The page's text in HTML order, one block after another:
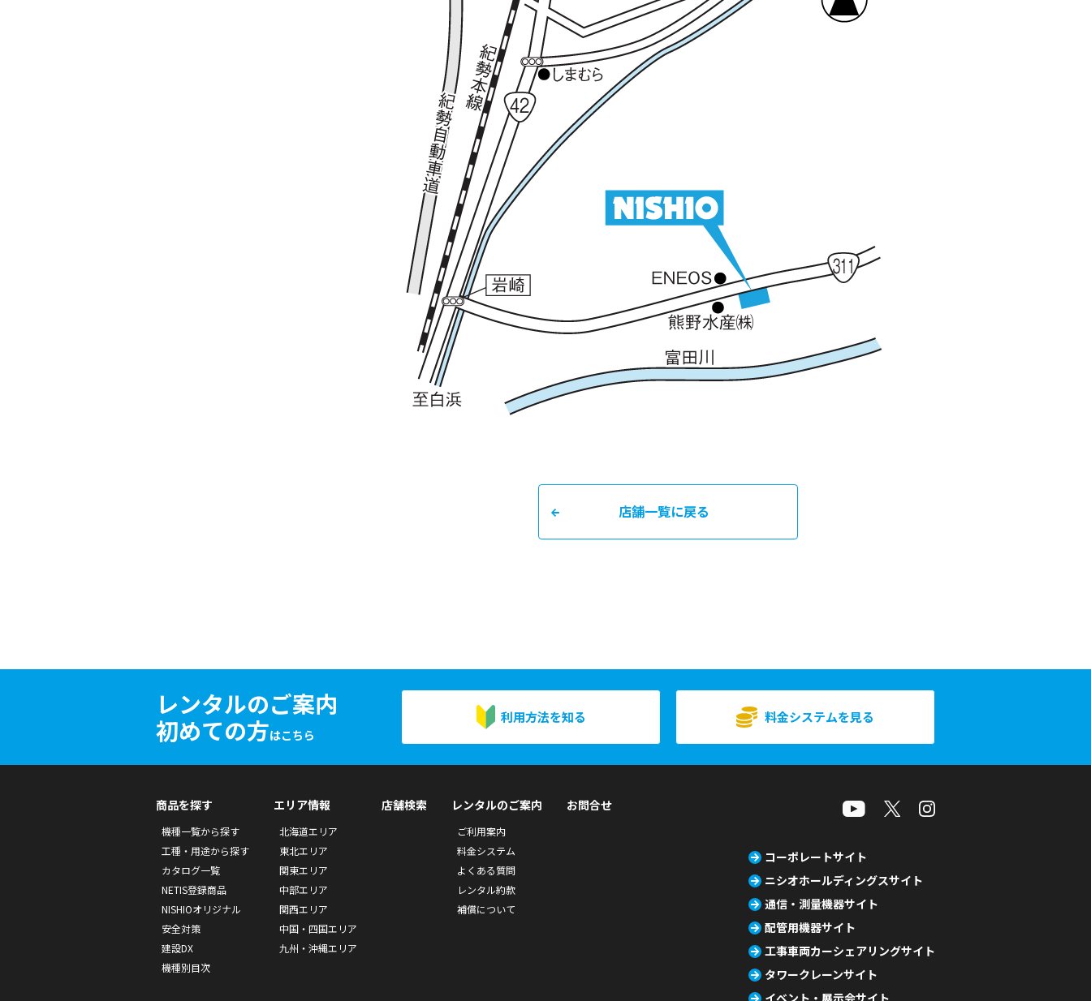
店舗一覧に戻る
レンタルのご案内
初めての方はこちら
利用方法を知る 料金システムを見る
商品を探す
機種一覧から探す
工種・用途から探す
カタログ一覧
NETIS登録商品
NISHIOオリジナル
安全対策
建設DX
機種別目次
エリア情報
北海道エリア
東北エリア
関東エリア
中部エリア
関西エリア
中国・四国エリア
九州・沖縄エリア
店舗検索 レンタルのご案内
ご利用案内
料金システム
よくある質問
レンタル約款
補償について
お問合せ
コーポレートサイト
ニシオホールディングスサイト
通信・測量機器サイト
配管用機器サイト
工事車両カーシェアリングサイト
タワークレーンサイト
イベント・展示会サイト